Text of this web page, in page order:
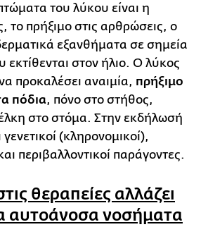
του λύκου είναι η
το πρήξιμο στις αρθρώσεις, ο
εξανθήματα σε σημεία
στον ήλιο. Ο λύκος
προκαλέσει αναιμία, πρήξιμο
πόδια, πόνο στο στήθος,
στο στόμα. Στην εκδήλωσή
(κληρονομικοί),
περιβαλλοντικοί παράγοντες.
θεραπείες αλλάζει
αυτοάνοσα νοσήματα